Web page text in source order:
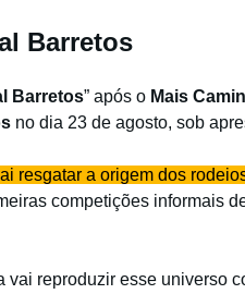
Barretos
Barretos” após o Mais
no dia 23 de agosto, sob
resgatar a origem dos
competições informais
vai reproduzir esse universo